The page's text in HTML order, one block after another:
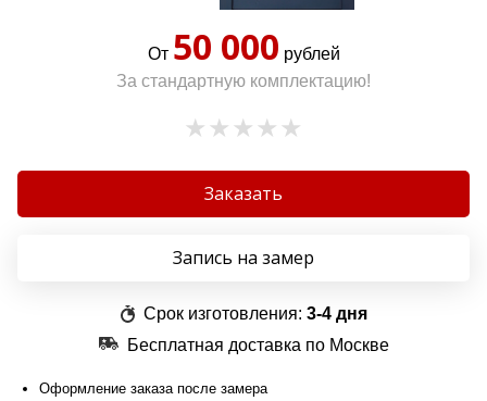
От 50 000 рублей
За стандартную комплектацию!
Заказать
Запись на замер
Срок изготовления: 3-4 дня
Бесплатная доставка по Москве
Оформление заказа после замера